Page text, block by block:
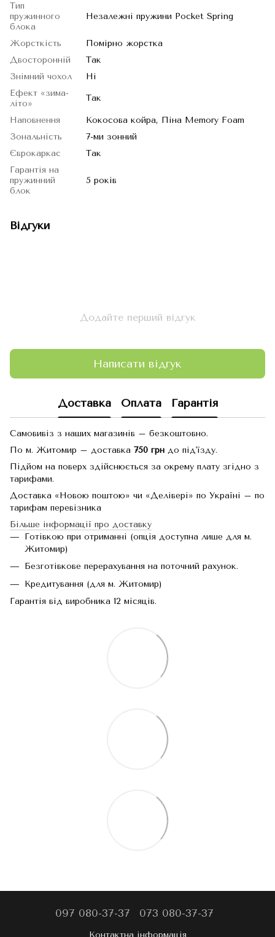
Тип
пружинного
блока
Незалежні пружини Pocket Spring
Жорсткість
Помірно жорстка
Двосторонній
Так
Знімний чохол
Ні
Ефект «зима-
літо»
Так
Наповнення
Кокосова койра, Піна Memory Foam
Зональність
7-ми зонний
Єврокаркас
Так
Гарантія на
пружинний
блок
5 років
Відгуки
Додайте перший відгук
Написати відгук
Доставка Оплата Гарантія
Самовивіз з наших магазинів – безкоштовно.
По м. Житомир – доставка 750 грн до під'їзду.
Підйом на поверх здійснюється за окрему плату згідно з
тарифами.
Доставка «Новою поштою» чи «Делівері» по Україні – по
тарифам перевізника
Більше інформації про доставку
Готівкою при отриманні (опція доступна лише для м.
Житомир)
Безготівкове перерахування на поточний рахунок.
Кредитування (для м. Житомир)
Гарантія від виробника 12 місяців.
097 080-37-37 073 080-37-37
Контактна інформація